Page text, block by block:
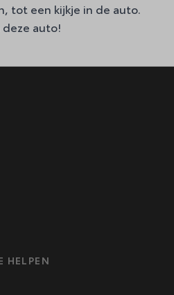
tot een kijkje in de auto.
auto!
HELPEN